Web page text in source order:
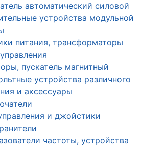
автоматический силовой
устройства модульной
питания, трансформаторы
пускатель магнитный
устройства различного
и аксессуары
и джойстики
частоты, устройства